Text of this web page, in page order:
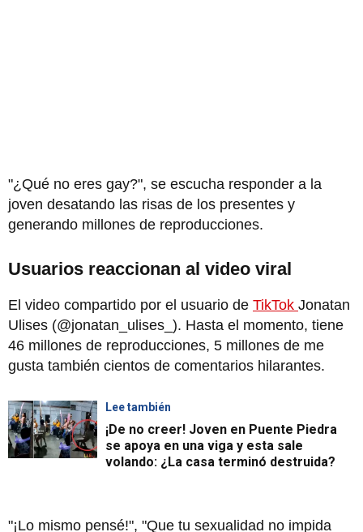
"¿Qué no eres gay?", se escucha responder a la
joven desatando las risas de los presentes y
generando millones de reproducciones.
Usuarios reaccionan al video viral
El video compartido por el usuario de TikTok Jonatan
Ulises (@jonatan_ulises_). Hasta el momento, tiene
46 millones de reproducciones, 5 millones de me
gusta también cientos de comentarios hilarantes.
Lee también
¡De no creer! Joven en Puente Piedra
se apoya en una viga y esta sale
volando: ¿La casa terminó destruida?
"¡Lo mismo pensé!", "Que tu sexualidad no impida